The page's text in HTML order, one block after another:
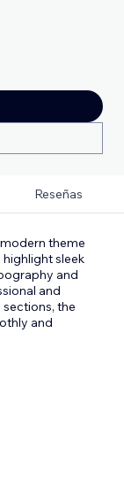
Reseñas
theme
sleek
and
and
the
and